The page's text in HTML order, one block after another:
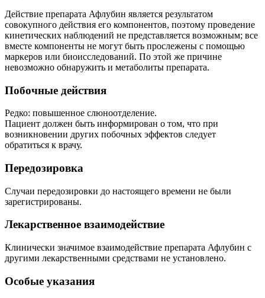
Действие препарата Афлубин является результатом
совокупного действия его компонентов, поэтому проведение
кинетических наблюдений не представляется возможным; все
вместе компоненты не могут быть прослежены с помощью
маркеров или биоисследований. По этой же причине
невозможно обнаружить и метаболиты препарата.
Побочные действия
Редко: повышенное слюноотделение.
Пациент должен быть информирован о том, что при
возникновении других побочных эффектов следует
обратиться к врачу.
Передозировка
Случаи передозировки до настоящего времени не были
зарегистрированы.
Лекарственное взаимодействие
Клинически значимое взаимодействие препарата Афлубин с
другими лекарственными средствами не установлено.
Особые указания